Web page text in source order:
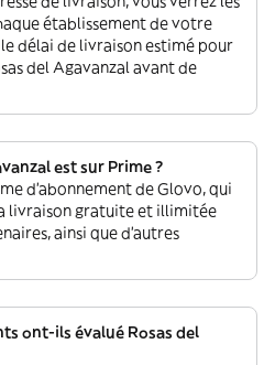
établissement de votre
le délai de livraison estimé pour
del Agavanzal avant de
est sur Prime ?
d’abonnement de Glovo, qui
livraison gratuite et illimitée
ainsi que d’autres
ont-ils évalué Rosas del